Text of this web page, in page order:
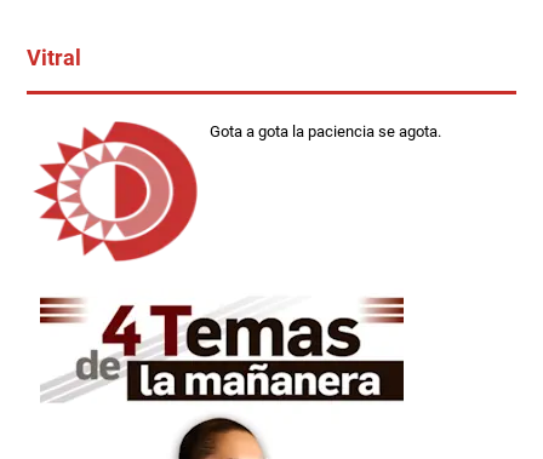
Vitral
Gota a gota la paciencia se agota.